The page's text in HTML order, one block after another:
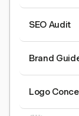
SEO Audit
Brand
Logo